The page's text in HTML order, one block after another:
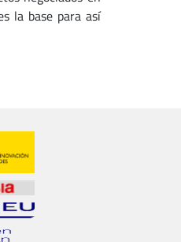
la base para así